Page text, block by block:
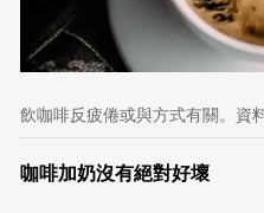
飲咖啡反疲倦或與方式有關。資
咖啡加奶沒有絕對好壞